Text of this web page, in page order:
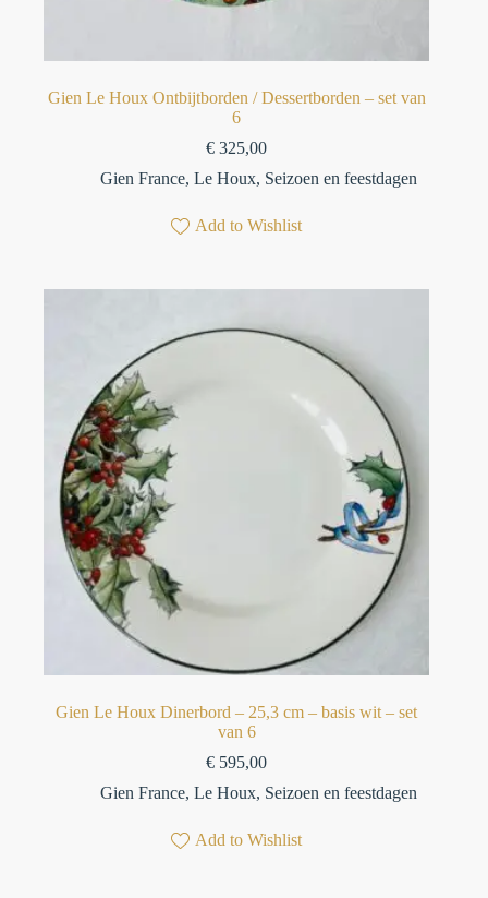
Gien Le Houx Ontbijtborden / Dessertborden – set van
6
€ 325,00
Gien France, Le Houx, Seizoen en feestdagen
Add to Wishlist
Gien Le Houx Dinerbord – 25,3 cm – basis wit – set
van 6
€ 595,00
Gien France, Le Houx, Seizoen en feestdagen
Add to Wishlist